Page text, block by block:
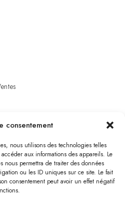
consentement
nous utilisons des technologies telles
aux informations des appareils. Le
nous permettra de traiter des données
ou les ID uniques sur ce site. Le fait
consentement peut avoir un effet négatif
- 19:00